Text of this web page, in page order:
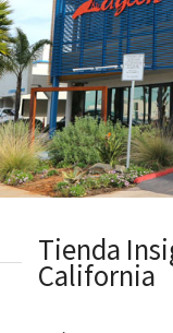
Tienda
California